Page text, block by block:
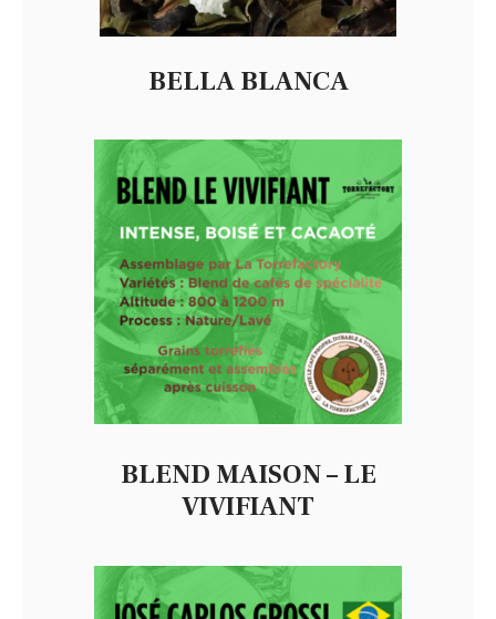
BELLA BLANCA
BLEND MAISON – LE
VIVIFIANT